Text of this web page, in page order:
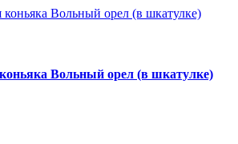
Вольный орел (в шкатулке)